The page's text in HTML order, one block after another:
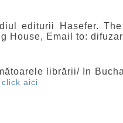
editurii Hasefer.
House, Email to:
librării/ In
click aici